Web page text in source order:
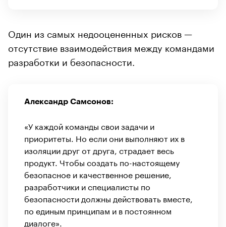
Один из самых недооцененных рисков —
отсутствие взаимодействия между командами
разработки и безопасности.
Александр Самсонов:
«У каждой команды свои задачи и
приоритеты. Но если они выполняют их в
изоляции друг от друга, страдает весь
продукт. Чтобы создать по-настоящему
безопасное и качественное решение,
разработчики и специалисты по
безопасности должны действовать вместе,
по единым принципам и в постоянном
диалоге».